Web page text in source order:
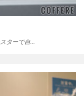
ターで自…